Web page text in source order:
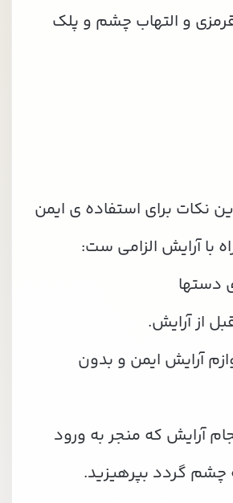
و التهاب چشم و پلک
نکات برای استفاده ی ایمن
با آرایش الزامی ست:
از آرایش.
آرایش ایمن و بدون
آرایش که منجر به ورود
چشم گردد بپرهیزید.